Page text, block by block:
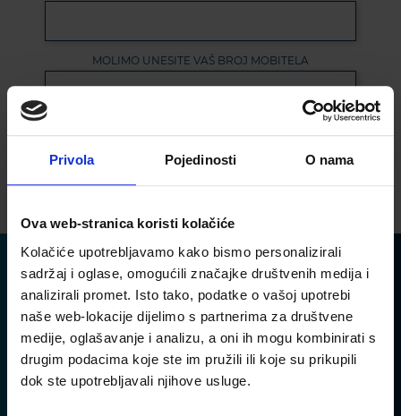
Privola Pojedinosti O nama
Ova web-stranica koristi kolačiće
Kolačiće upotrebljavamo kako bismo personalizirali
sadržaj i oglase, omogućili značajke društvenih medija i
analizirali promet. Isto tako, podatke o vašoj upotrebi
naše web-lokacije dijelimo s partnerima za društvene
medije, oglašavanje i analizu, a oni ih mogu kombinirati s
drugim podacima koje ste im pružili ili koje su prikupili
dok ste upotrebljavali njihove usluge.
MOLIMO UNESITE VAŠ BROJ MOBITELA